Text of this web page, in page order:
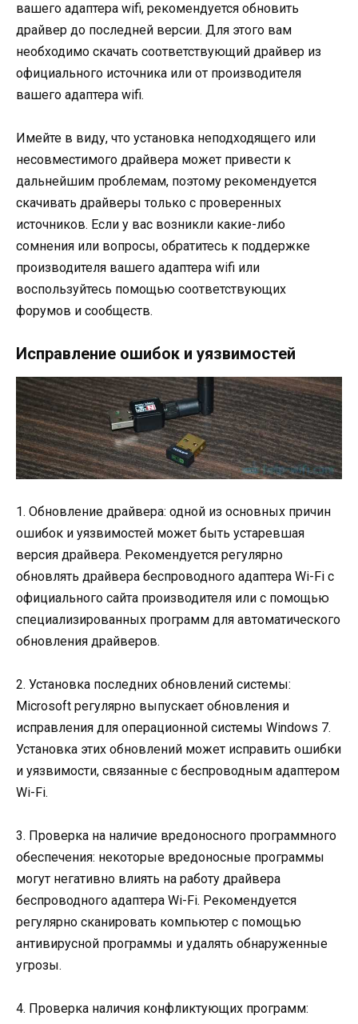
вашего адаптера wifi, рекомендуется обновить
драйвер до последней версии. Для этого вам
необходимо скачать соответствующий драйвер из
официального источника или от производителя
вашего адаптера wifi.
Имейте в виду, что установка неподходящего или
несовместимого драйвера может привести к
дальнейшим проблемам, поэтому рекомендуется
скачивать драйверы только с проверенных
источников. Если у вас возникли какие-либо
сомнения или вопросы, обратитесь к поддержке
производителя вашего адаптера wifi или
воспользуйтесь помощью соответствующих
форумов и сообществ.
Исправление ошибок и уязвимостей
1. Обновление драйвера: одной из основных причин
ошибок и уязвимостей может быть устаревшая
версия драйвера. Рекомендуется регулярно
обновлять драйвера беспроводного адаптера Wi-Fi с
официального сайта производителя или с помощью
специализированных программ для автоматического
обновления драйверов.
2. Установка последних обновлений системы:
Microsoft регулярно выпускает обновления и
исправления для операционной системы Windows 7.
Установка этих обновлений может исправить ошибки
и уязвимости, связанные с беспроводным адаптером
Wi-Fi.
3. Проверка на наличие вредоносного программного
обеспечения: некоторые вредоносные программы
могут негативно влиять на работу драйвера
беспроводного адаптера Wi-Fi. Рекомендуется
регулярно сканировать компьютер с помощью
антивирусной программы и удалять обнаруженные
угрозы.
4. Проверка наличия конфликтующих программ: